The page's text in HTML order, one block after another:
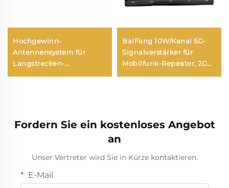
Hochgewinn-
Antennensystem für
Langstrecken-
BaiFang 10W/Kanal 5G-
Signalverstärker für
Mobilfunk-Repeater, 2G
Fordern Sie ein kostenloses Angebot
an
Unser Vertreter wird Sie in Kürze kontaktieren.
E-Mail